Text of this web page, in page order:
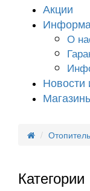
Акции
О
Новости
Категории